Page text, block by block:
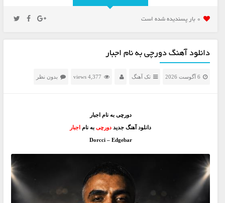
0 بار پسنديده شده است
دانلود آهنگ دورچی به نام اجبار
6 آگوست 2026 تک آهنگ 4,377 views بدون نظر
دورچی به نام اجبار
دانلود آهنگ جدیددورچیبه نام اجبار
Dorcci – Edgebar